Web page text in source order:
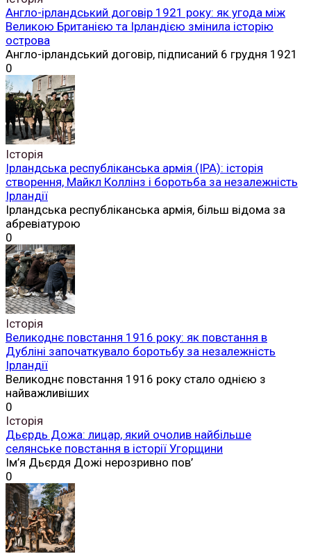
Англо-ірландський договір 1921 року: як угода між
Великою Британією та Ірландією змінила історію
острова
Англо-ірландський договір, підписаний 6 грудня 1921
0
Історія
Ірландська республіканська армія (ІРА): історія
створення, Майкл Коллінз і боротьба за незалежність
Ірландії
Ірландська республіканська армія, більш відома за
абревіатурою
0
Історія
Великоднє повстання 1916 року: як повстання в
Дубліні започаткувало боротьбу за незалежність
Ірландії
Великоднє повстання 1916 року стало однією з
найважливіших
0
Історія
Дьєрдь Дожа: лицар, який очолив найбільше
селянське повстання в історії Угорщини
Ім’я Дьєрдя Дожі нерозривно пов’
0